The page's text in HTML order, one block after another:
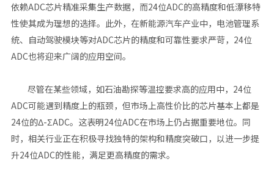
依赖ADC芯片精准采集生产数据，而24位ADC的高精度和低漂移特
性使其成为理想的选择。此外，在新能源汽车产业中，电池管理系
统、自动驾驶模块等对ADC芯片的精度和可靠性要求严苛，24位
ADC也将迎来广阔的应用空间‌。
尽管在某些领域，如石油勘探等温控要求高的应用中，24位
ADC可能遇到精度上的瓶颈，但市场上高性价比的芯片基本上都是
24位的Δ-ΣADC。这表明24位ADC在市场上仍占据重要地位。同
时，相关行业正在积极寻找独特的架构和精度突破口，以进一步提
升24位ADC的性能，满足更高精度的需求‌。